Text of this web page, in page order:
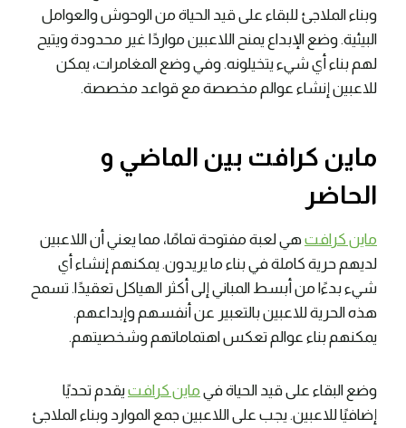
وبناء الملاجئ للبقاء على قيد الحياة من الوحوش والعوامل
البيئية. وضع الإبداع يمنح اللاعبين مواردًا غير محدودة ويتيح
لهم بناء أي شيء يتخيلونه. وفي وضع المغامرات، يمكن
للاعبين إنشاء عوالم مخصصة مع قواعد مخصصة.
ماين كرافت بين الماضي و
الحاضر
ماين كرافتهي لعبة مفتوحة تمامًا، مما يعني أن اللاعبين
لديهم حرية كاملة في بناء ما يريدون. يمكنهم إنشاء أي
شيء بدءًا من أبسط المباني إلى أكثر الهياكل تعقيدًا. تسمح
هذه الحرية للاعبين بالتعبير عن أنفسهم وإبداعهم.
يمكنهم بناء عوالم تعكس اهتماماتهم وشخصيتهم.
وضع البقاء على قيد الحياة في ماين كرافتيقدم تحديًا
إضافيًا للاعبين. يجب على اللاعبين جمع الموارد وبناء الملاجئ